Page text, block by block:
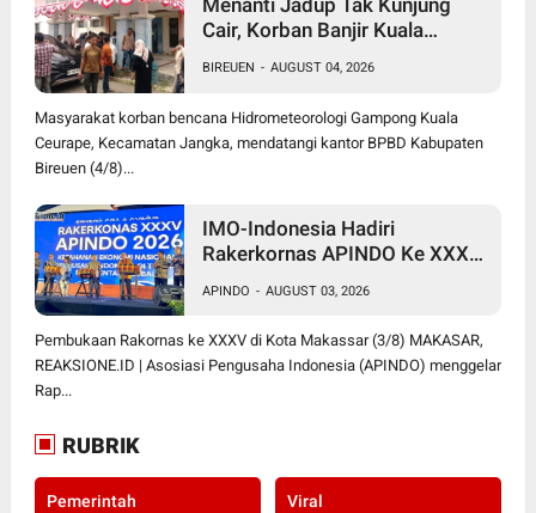
Menanti Jadup Tak Kunjung
Cair, Korban Banjir Kuala
Bireuen: "Kami Dibola-bolai"
BIREUEN - AUGUST 04, 2026
Masyarakat korban bencana Hidrometeorologi Gampong Kuala
Ceurape, Kecamatan Jangka, mendatangi kantor BPBD Kabupaten
Bireuen (4/8)...
IMO-Indonesia Hadiri
Rakerkornas APINDO Ke XXXV
APINDO - AUGUST 03, 2026
Pembukaan Rakornas ke XXXV di Kota Makassar (3/8) MAKASAR,
REAKSIONE.ID | Asosiasi Pengusaha Indonesia (APINDO) menggelar
Rap...
RUBRIK
Pemerintah Viral